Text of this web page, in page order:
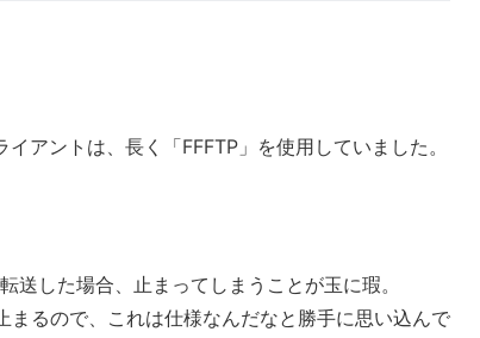
イアントは、長く「FFFTP」を使用していました。
した場合、止まってしまうことが玉に瑕。
るので、これは仕様なんだなと勝手に思い込んで